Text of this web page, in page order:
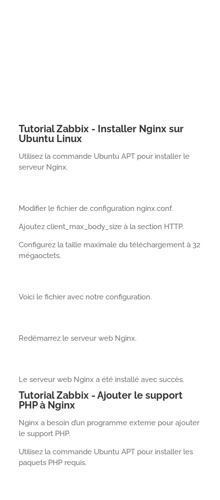
Tutorial Zabbix - Installer Nginx sur
Ubuntu Linux
Utilisez la commande Ubuntu APT pour installer le
serveur Nginx.
Modifier le fichier de configuration nginx.conf.
Ajoutez client_max_body_size à la section HTTP.
Configurez la taille maximale du téléchargement à 32
mégaoctets.
Voici le fichier avec notre configuration.
Redémarrez le serveur web Nginx.
Le serveur web Nginx a été installé avec succès.
Tutorial Zabbix - Ajouter le support
PHP à Nginx
Nginx a besoin d’un programme externe pour ajouter
le support PHP.
Utilisez la commande Ubuntu APT pour installer les
paquets PHP requis.